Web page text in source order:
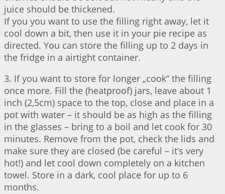
juice should be thickened.
If you you want to use the filling right away, let it
cool down a bit, then use it in your pie recipe as
directed. You can store the filling up to 2 days in
the fridge in a airtight container.
3. If you want to store for longer „cook“ the filling
once more. Fill the (heatproof) jars, leave about 1
inch (2,5cm) space to the top, close and place in a
pot with water – it should be as high as the filling
in the glasses – bring to a boil and let cook for 30
minutes. Remove from the pot, check the lids and
make sure they are closed (be careful – it’s very
hot!) and let cool down completely on a kitchen
towel. Store in a dark, cool place for up to 6
months.